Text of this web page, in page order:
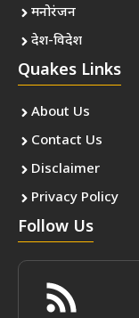
मनोरंजन
देश-विदेश
Quakes Links
About Us
Contact Us
Disclaimer
Privacy Policy
Follow Us